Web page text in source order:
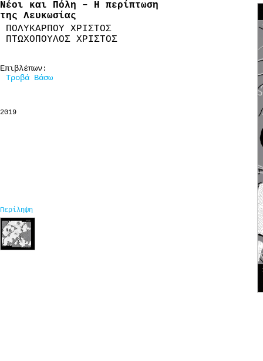
Νέοι και Πόλη – Η περίπτωση
της Λευκωσίας
ΠΟΛΥΚΑΡΠΟΥ ΧΡΙΣΤΟΣ
ΠΤΩΧΟΠΟΥΛΟΣ ΧΡΙΣΤΟΣ
Επιβλέπων:
Τροβά Βάσω
2019
Περίληψη